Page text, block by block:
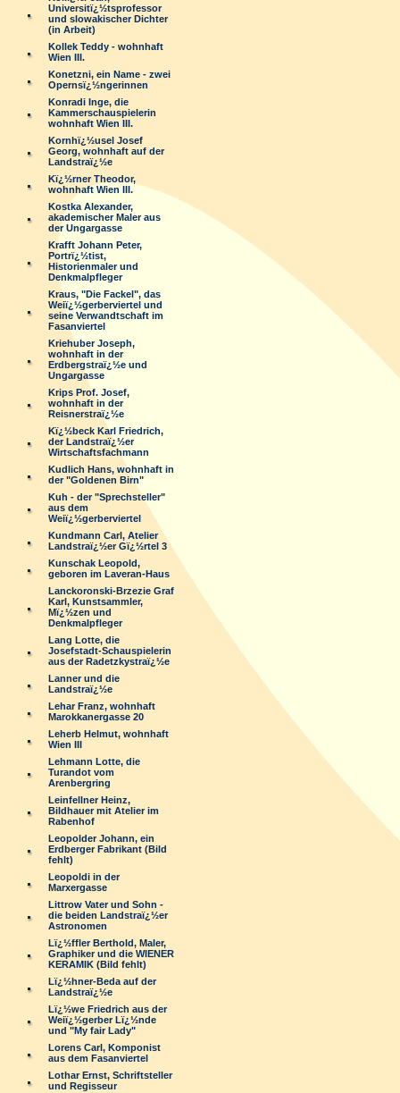
Universitï¿½tsprofessor
und slowakischer Dichter
(in Arbeit)
Kollek Teddy - wohnhaft
Wien III.
Konetzni, ein Name - zwei
Opernsï¿½ngerinnen
Konradi Inge, die
Kammerschauspielerin
wohnhaft Wien III.
Kornhï¿½usel Josef
Georg, wohnhaft auf der
Landstraï¿½e
Kï¿½rner Theodor,
wohnhaft Wien III.
Kostka Alexander,
akademischer Maler aus
der Ungargasse
Krafft Johann Peter,
Portrï¿½tist,
Historienmaler und
Denkmalpfleger
Kraus, "Die Fackel", das
Weiï¿½gerberviertel und
seine Verwandtschaft im
Fasanviertel
Kriehuber Joseph,
wohnhaft in der
Erdbergstraï¿½e und
Ungargasse
Krips Prof. Josef,
wohnhaft in der
Reisnerstraï¿½e
Kï¿½beck Karl Friedrich,
der Landstraï¿½er
Wirtschaftsfachmann
Kudlich Hans, wohnhaft in
der "Goldenen Birn"
Kuh - der "Sprechsteller"
aus dem
Weiï¿½gerberviertel
Kundmann Carl, Atelier
Landstraï¿½er Gï¿½rtel 3
Kunschak Leopold,
geboren im Laveran-Haus
Lanckoronski-Brzezie Graf
Karl, Kunstsammler,
Mï¿½zen und
Denkmalpfleger
Lang Lotte, die
Josefstadt-Schauspielerin
aus der Radetzkystraï¿½e
Lanner und die
Landstraï¿½e
Lehar Franz, wohnhaft
Marokkanergasse 20
Leherb Helmut, wohnhaft
Wien III
Lehmann Lotte, die
Turandot vom
Arenbergring
Leinfellner Heinz,
Bildhauer mit Atelier im
Rabenhof
Leopolder Johann, ein
Erdberger Fabrikant (Bild
fehlt)
Leopoldi in der
Marxergasse
Littrow Vater und Sohn -
die beiden Landstraï¿½er
Astronomen
Lï¿½ffler Berthold, Maler,
Graphiker und die WIENER
KERAMIK (Bild fehlt)
Lï¿½hner-Beda auf der
Landstraï¿½e
Lï¿½we Friedrich aus der
Weiï¿½gerber Lï¿½nde
und "My fair Lady"
Lorens Carl, Komponist
aus dem Fasanviertel
Lothar Ernst, Schriftsteller
und Regisseur